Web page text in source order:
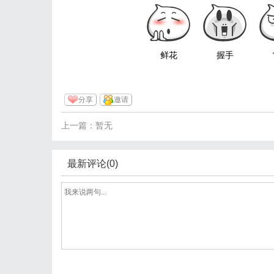
鲜花 握手
分享 邀请
上一篇：暂无
最新评论(0)